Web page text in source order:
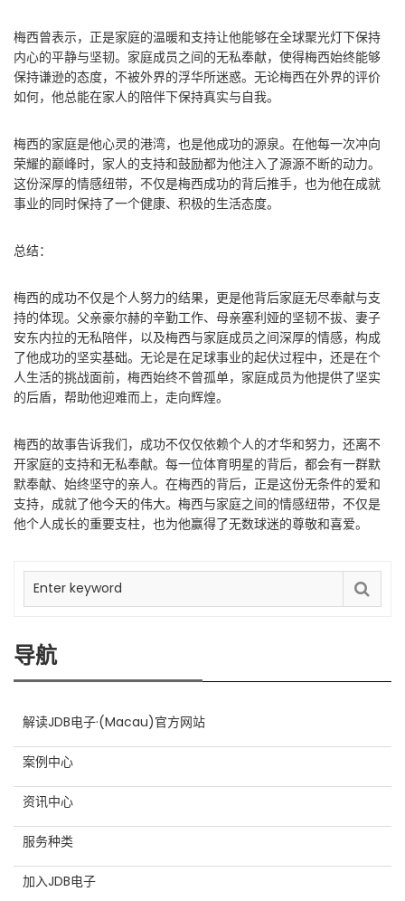
梅西曾表示，正是家庭的温暖和支持让他能够在全球聚光灯下保持
内心的平静与坚韧。家庭成员之间的无私奉献，使得梅西始终能够
保持谦逊的态度，不被外界的浮华所迷惑。无论梅西在外界的评价
如何，他总能在家人的陪伴下保持真实与自我。
梅西的家庭是他心灵的港湾，也是他成功的源泉。在他每一次冲向
荣耀的巅峰时，家人的支持和鼓励都为他注入了源源不断的动力。
这份深厚的情感纽带，不仅是梅西成功的背后推手，也为他在成就
事业的同时保持了一个健康、积极的生活态度。
总结：
梅西的成功不仅是个人努力的结果，更是他背后家庭无尽奉献与支
持的体现。父亲豪尔赫的辛勤工作、母亲塞利娅的坚韧不拔、妻子
安东内拉的无私陪伴，以及梅西与家庭成员之间深厚的情感，构成
了他成功的坚实基础。无论是在足球事业的起伏过程中，还是在个
人生活的挑战面前，梅西始终不曾孤单，家庭成员为他提供了坚实
的后盾，帮助他迎难而上，走向辉煌。
梅西的故事告诉我们，成功不仅仅依赖个人的才华和努力，还离不
开家庭的支持和无私奉献。每一位体育明星的背后，都会有一群默
默奉献、始终坚守的亲人。在梅西的背后，正是这份无条件的爱和
支持，成就了他今天的伟大。梅西与家庭之间的情感纽带，不仅是
他个人成长的重要支柱，也为他赢得了无数球迷的尊敬和喜爱。
导航
解读JDB电子·(Macau)官方网站
案例中心
资讯中心
服务种类
加入JDB电子